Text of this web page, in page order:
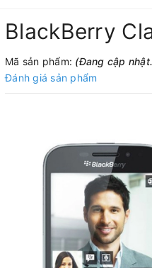
BlackBerry
Mã sản phẩm: (Đang cập
Đánh giá sản phẩm